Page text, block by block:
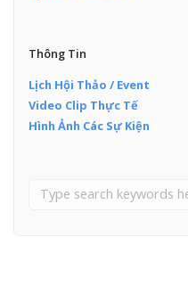
Thông Tin
Lịch Hội Thảo / Event
Video Clip Thực Tế
Hình Ảnh Các Sự Kiện